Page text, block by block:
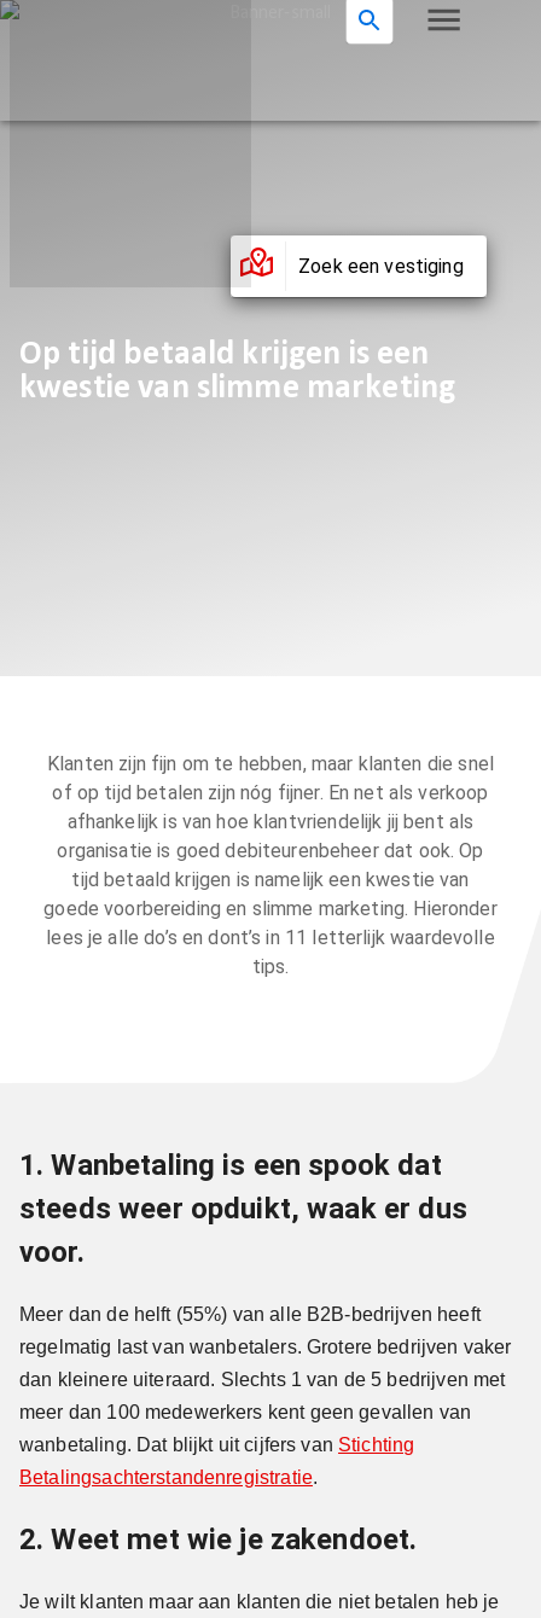
Zoek een vestiging
Op tijd betaald krijgen is een
kwestie van slimme marketing
Klanten zijn fijn om te hebben, maar klanten die snel
of op tijd betalen zijn nóg fijner. En net als verkoop
afhankelijk is van hoe klantvriendelijk jij bent als
organisatie is goed debiteurenbeheer dat ook. Op
tijd betaald krijgen is namelijk een kwestie van
goede voorbereiding en slimme marketing. Hieronder
lees je alle do’s en dont’s in 11 letterlijk waardevolle
tips.
1. Wanbetaling is een spook dat
steeds weer opduikt, waak er dus
voor.
Meer dan de helft (55%) van alle B2B-bedrijven heeft
regelmatig last van wanbetalers. Grotere bedrijven vaker
dan kleinere uiteraard. Slechts 1 van de 5 bedrijven met
meer dan 100 medewerkers kent geen gevallen van
wanbetaling. Dat blijkt uit cijfers van Stichting
Betalingsachterstandenregistratie.
2. Weet met wie je zakendoet.
Je wilt klanten maar aan klanten die niet betalen heb je